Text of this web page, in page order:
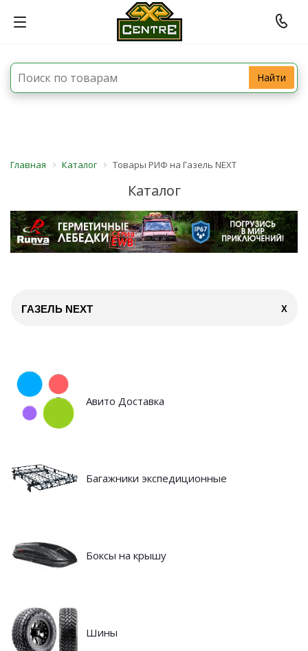
Найти
Главная Каталог Товары РИФ на Газель NEXT
Каталог
ГАЗЕЛЬ NEXT X
Авито Доставка
Багажники экспедиционные
Боксы на крышу
Шины